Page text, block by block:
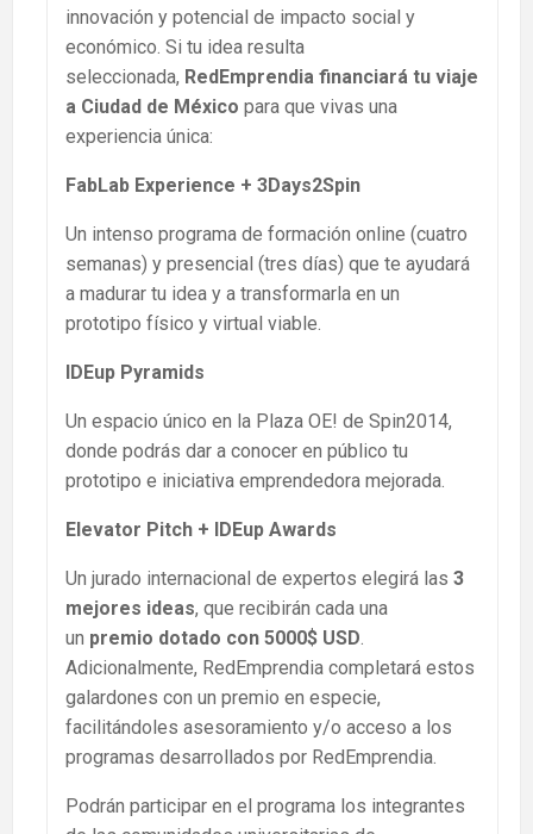
innovación y potencial de impacto social y
económico. Si tu idea resulta
seleccionada, RedEmprendia financiará tu viaje
a Ciudad de México para que vivas una
experiencia única:
FabLab Experience + 3Days2Spin
Un intenso programa de formación online (cuatro
semanas) y presencial (tres días) que te ayudará
a madurar tu idea y a transformarla en un
prototipo físico y virtual viable.
IDEup Pyramids
Un espacio único en la Plaza OE! de Spin2014,
donde podrás dar a conocer en público tu
prototipo e iniciativa emprendedora mejorada.
Elevator Pitch + IDEup Awards
Un jurado internacional de expertos elegirá las 3
mejores ideas, que recibirán cada una
un premio dotado con 5000$ USD
Adicionalmente, RedEmprendia completará estos
galardones con un premio en especie,
facilitándoles asesoramiento y/o acceso a los
programas desarrollados por RedEmprendia.
Podrán participar en el programa los integrantes